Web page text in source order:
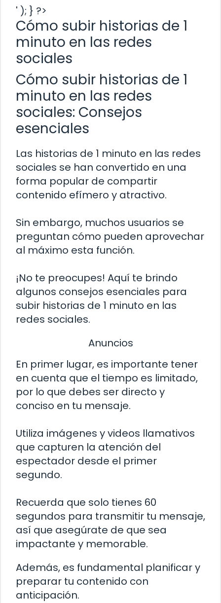
' ); } ?>
Cómo subir historias de 1
minuto en las redes
sociales
Cómo subir historias de 1
minuto en las redes
sociales: Consejos
esenciales
Las historias de 1 minuto en las redes
sociales se han convertido en una
forma popular de compartir
contenido efímero y atractivo.
Sin embargo, muchos usuarios se
preguntan cómo pueden aprovechar
al máximo esta función.
¡No te preocupes! Aquí te brindo
algunos consejos esenciales para
subir historias de 1 minuto en las
redes sociales.
Anuncios
En primer lugar, es importante tener
en cuenta que el tiempo es limitado,
por lo que debes ser directo y
conciso en tu mensaje.
Utiliza imágenes y videos llamativos
que capturen la atención del
espectador desde el primer
segundo.
Recuerda que solo tienes 60
segundos para transmitir tu mensaje,
así que asegúrate de que sea
impactante y memorable.
Además, es fundamental planificar y
preparar tu contenido con
anticipación.